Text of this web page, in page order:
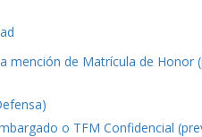
mención de Matrícula de Honor
o TFM Confidencial